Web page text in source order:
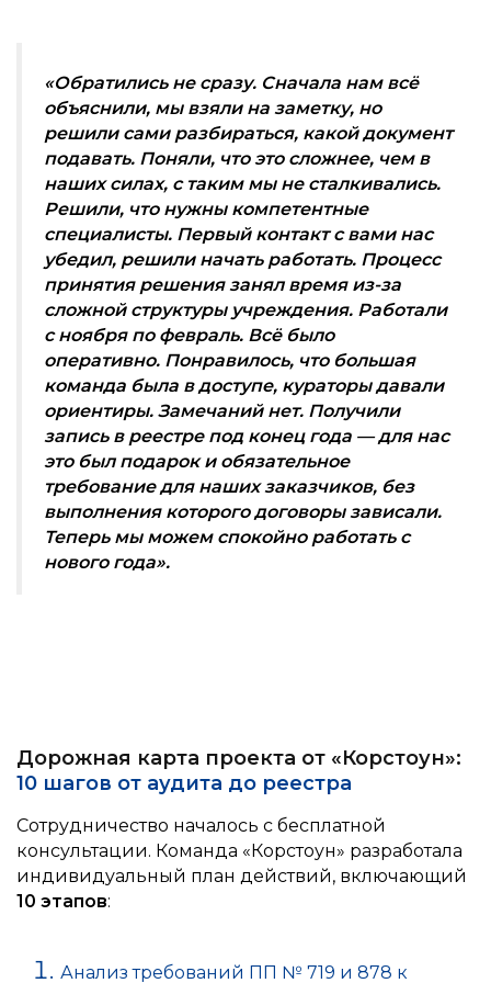
«Обратились не сразу. Сначала нам всё
объяснили, мы взяли на заметку, но
решили сами разбираться, какой документ
подавать. Поняли, что это сложнее, чем в
наших силах, с таким мы не сталкивались.
Решили, что нужны компетентные
специалисты. Первый контакт с вами нас
убедил, решили начать работать. Процесс
принятия решения занял время из-за
сложной структуры учреждения. Работали
с ноября по февраль. Всё было
оперативно. Понравилось, что большая
команда была в доступе, кураторы давали
ориентиры. Замечаний нет. Получили
запись в реестре под конец года — для нас
это был подарок и обязательное
требование для наших заказчиков, без
выполнения которого договоры зависали.
Теперь мы можем спокойно работать с
нового года».
Дорожная карта проекта от «Корстоун»:
10 шагов от аудита до реестра
Сотрудничество началось с бесплатной
консультации. Команда «Корстоун» разработала
индивидуальный план действий, включающий
10 этапов:
Анализ требований ПП № 719 и 878 к